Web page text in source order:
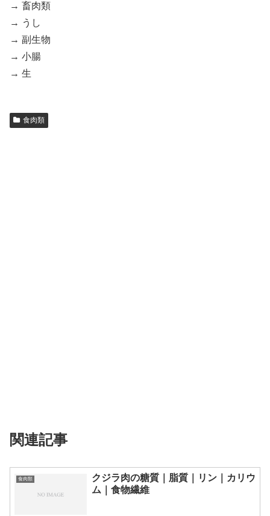
→ 畜肉類
→ うし
→ 副生物
→ 小腸
→ 生
食肉類
関連記事
食肉類
クジラ肉の糖質｜脂質｜リン｜カリウ
ム｜食物繊維